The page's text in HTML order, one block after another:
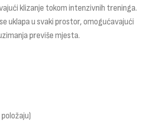
klizanje tokom intenzivnih treninga.
uklapa u svaki prostor, omogućavajući
previše mjesta.